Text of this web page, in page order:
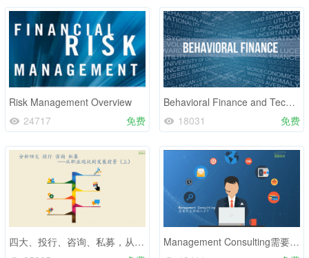
Risk Management Overview
24717
免费
Behavioral Finance and Technical Analysis
18031
免费
四大、投行、咨询、私募，从职业现状到发展前景全方面对比
Management Consulting需要什么样的人才？